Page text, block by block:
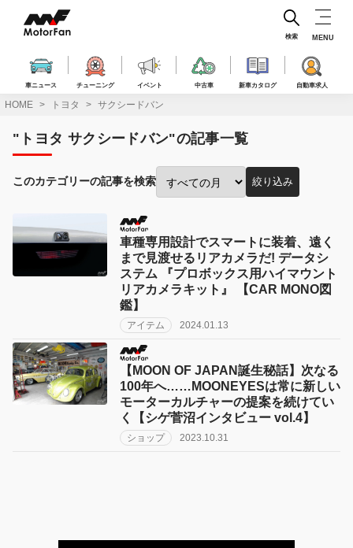
ス
車ニュース チューニング イベント 中古車 新車カタログ 自動車求人
検索 MENU
HOME トヨタ サクシードバン
"トヨタ サクシードバン"の記事一覧
このカテゴリーの記事を検索
投
で
絞り込み
車種専用設計でスマートに装着、遠く
まで見渡せるリアカメラだ! データシ
ステム 『プロボックス用ハイマウント
リアカメラキット』 【CAR MONO図
鑑】
アイテム 2024.01.13
【MOON OF JAPAN誕生秘話】次なる
100年へ……MOONEYESは常に新しい
モーターカルチャーの提案を続けてい
く【シゲ菅沼インタビュー vol.4】
ショップ 2023.10.31